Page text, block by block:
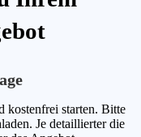
kostenfrei starten. Bitte
Je detaillierter die